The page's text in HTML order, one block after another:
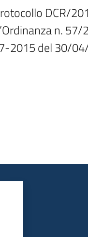
DCR/
n. 57/
2015 del 30/